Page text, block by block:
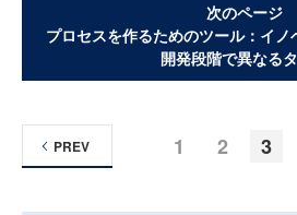
次のページ
プロセスを作るためのツール：イノ
開発段階で異なる
1 2 3
PREV